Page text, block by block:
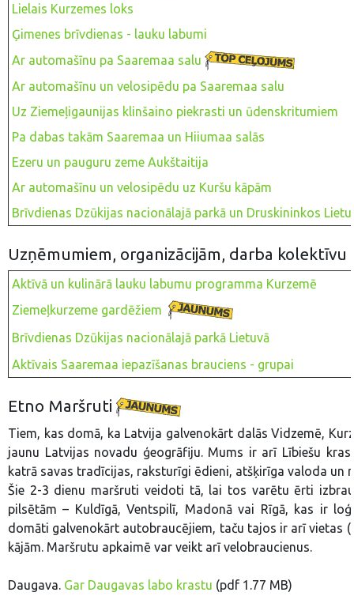
Lielais Kurzemes loks
Ģimenes brīvdienas - lauku labumi
Ar automašīnu pa Saaremaa salu
Ar automašīnu un velosipēdu pa Saaremaa salu
Uz Ziemeļigaunijas klinšaino piekrasti un ūdenskritumiem
Pa dabas takām Saaremaa un Hiiumaa salās
Ezeru un pauguru zeme Aukštaitija
Ar automašīnu un velosipēdu uz Kuršu kāpām
Brīvdienas Dzūkijas nacionālajā parkā un Druskininkos
Uzņēmumiem, organizācijām, darba kolektīvu
Aktīvā un kulinārā lauku labumu programma Kurzemē
Ziemeļkurzeme gardēžiem
Brīvdienas Dzūkijas nacionālajā parkā Lietuvā
Aktīvais Saaremaa iepazīšanas brauciens - grupai
Etno Maršruti
Tiem, kas domā, ka Latvija galvenokārt dalās Vidzemē,
jaunu Latvijas novadu ģeogrāfiju. Mums ir arī Lībiešu
katrā savas tradīcijas, raksturīgi ēdieni, atšķirīga valoda un
Šie 2-3 dienu maršruti veidoti tā, lai tos varētu ērti
pilsētām – Kuldīgā, Ventspilī, Madonā vai Rīgā, kas ir
domāti galvenokārt autobraucējiem, taču tajos ir arī vietas
kājām. Maršrutu apkaimē var veikt arī velobraucienus.
Daugava. Gar Daugavas labo krastu (pdf 1.77 MB)